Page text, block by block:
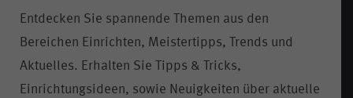
Entdecken Sie spannende Themen aus den
Bereichen Einrichten, Meistertipps, Trends und
Aktuelles. Erhalten Sie Tipps & Tricks,
Einrichtungsideen, sowie Neuigkeiten über aktuelle